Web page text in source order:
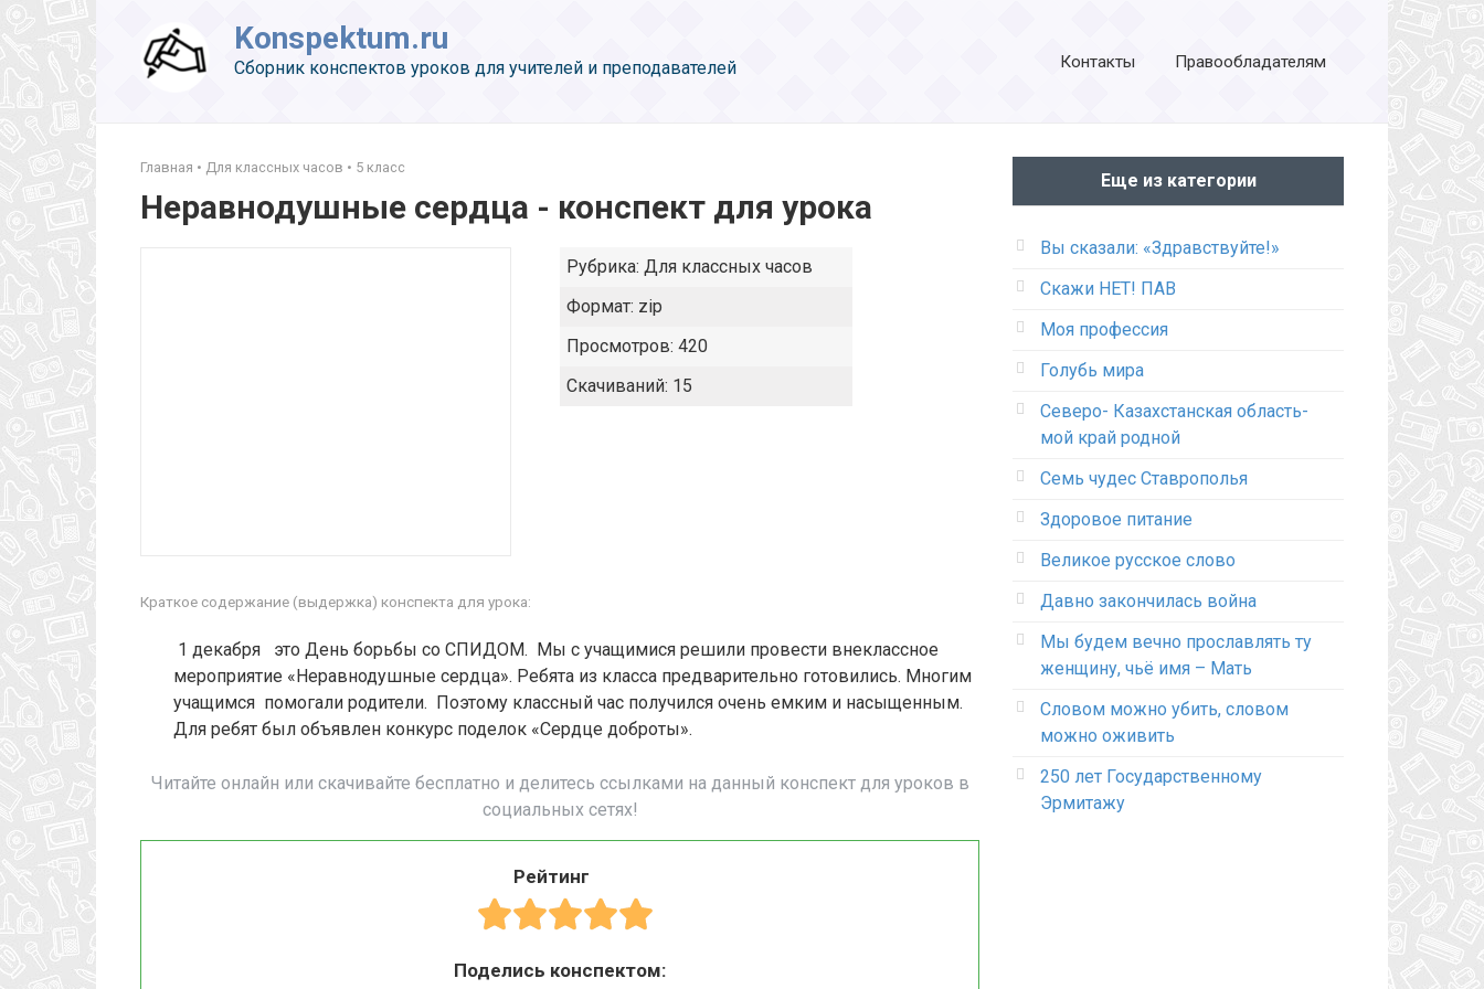
Перейти
к
контенту
Konspektum.ru
Сборник конспектов уроков для учителей и преподавателей Контакты Правообладателям
Главная • Для классных часов • 5 класс
Неравнодушные сердца - конспект для урока
Рубрика: Для классных часов
Формат: zip
Просмотров: 420
Скачиваний: 15
Краткое содержание (выдержка) конспекта для урока:
1 декабря это День борьбы со СПИДОМ. Мы с учащимися решили провести внеклассное
мероприятие «Неравнодушные сердца». Ребята из класса предварительно готовились. Многим
учащимся помогали родители. Поэтому классный час получился очень емким и насыщенным.
Для ребят был объявлен конкурс поделок «Сердце доброты».
Читайте онлайн или скачивайте бесплатно и делитесь ссылками на данный конспект для уроков в
социальных сетях!
Рейтинг
Поделись конспектом:
Еще из категории
Вы сказали: «Здравствуйте!»
Скажи НЕТ! ПАВ
Моя профессия
Голубь мира
Cеверо- Казахстанская область-
мой край родной
Семь чудес Ставрополья
Здоровое питание
Великое русское слово
Давно закончилась война
Мы будем вечно прославлять ту
женщину, чьё имя – Мать
Словом можно убить, словом
можно оживить
250 лет Государственному
Эрмитажу